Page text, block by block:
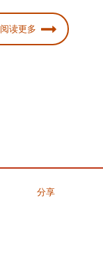
阅读更多
分享